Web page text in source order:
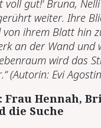
voll gut!‘ Bruna,
weiter. Ihre
von ihrem Blatt hin
an der Wand und
wird das
(Autorin: Evi
Frau Hennah,
die Suche